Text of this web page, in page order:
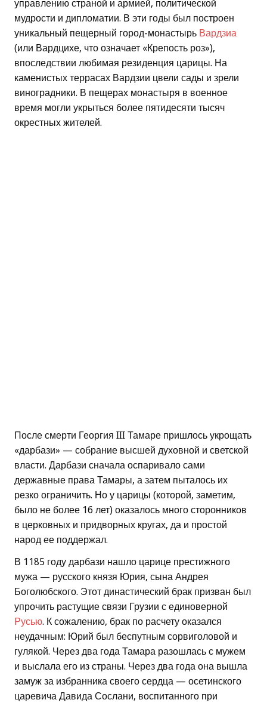
управлению страной и армией, политической
мудрости и дипломатии. В эти годы был построен
уникальный пещерный город-монастырь Вардзиа
(или Вардцихе, что означает «Крепость роз»),
впоследствии любимая резиденция царицы. На
каменистых террасах Вардзии цвели сады и зрели
виноградники. В пещерах монастыря в военное
время могли укрыться более пятидесяти тысяч
окрестных жителей.
После смерти Георгия III Тамаре пришлось укрощать
«дарбази» — собрание высшей духовной и светской
власти. Дарбази сначала оспаривало сами
державные права Тамары, а затем пыталось их
резко ограничить. Но у царицы (которой, заметим,
было не более 16 лет) оказалось много сторонников
в церковных и придворных кругах, да и простой
народ ее поддержал.
В 1185 году дарбази нашло царице престижного
мужа — русского князя Юрия, сына Андрея
Боголюбского. Этот династический брак призван был
упрочить растущие связи Грузии с единоверной
Русью. К сожалению, брак по расчету оказался
неудачным: Юрий был беспутным сорвиголовой и
гулякой. Через два года Тамара разошлась с мужем
и выслала его из страны. Через два года она вышла
замуж за избранника своего сердца — осетинского
царевича Давида Сослани, воспитанного при